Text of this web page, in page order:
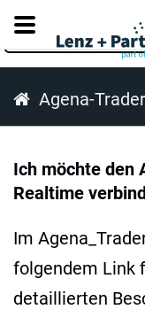
Agena-Trader
Ich möchte den
Realtime
Im
folgendem Link
detaillierten